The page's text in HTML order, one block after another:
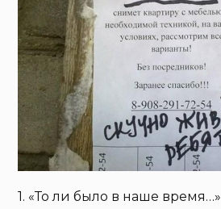
1. «То ли было в наше время…»